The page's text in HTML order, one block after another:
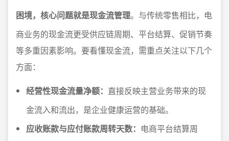
困境，核心问题就是现金流管理。与传统零售相比，电
商业务的现金流更受供应链周期、平台结算、促销节奏
等多重因素影响。要看懂现金流，需重点关注以下几个
方面：
经营性现金流量净额： 直接反映主营业务带来的现
金流入和流出，是企业健康运营的基础。
应收账款与应付账款周转天数： 电商平台结算周